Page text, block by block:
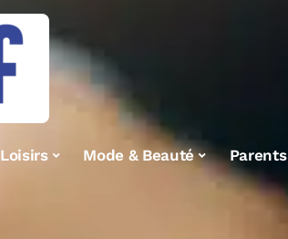
Loisirs Mode & Beauté Parents